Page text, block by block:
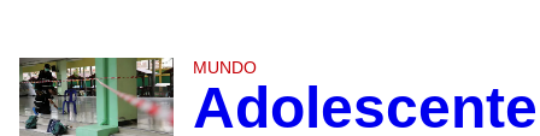
MUNDO
Adolescente